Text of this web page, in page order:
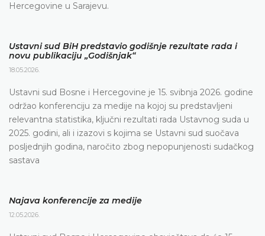
Hercegovine u Sarajevu.
Ustavni sud BiH predstavio godišnje rezultate rada i
novu publikaciju „Godišnjak“
18.05.2026.
Ustavni sud Bosne i Hercegovine je 15. svibnja 2026. godine
održao konferenciju za medije na kojoj su predstavljeni
relevantna statistika, ključni rezultati rada Ustavnog suda u
2025. godini, ali i izazovi s kojima se Ustavni sud suočava
posljednjih godina, naročito zbog nepopunjenosti sudačkog
sastava
Najava konferencije za medije
12.05.2026.